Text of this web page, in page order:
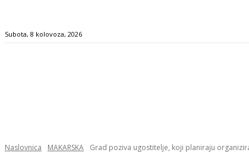
Subota, 8 kolovoza, 2026
Naslovnica MAKARSKA Grad poziva ugostitelje, koji planiraju